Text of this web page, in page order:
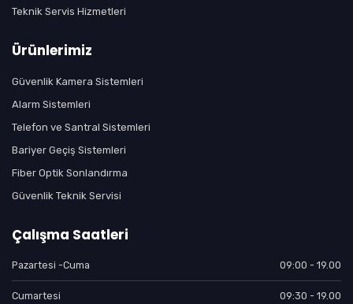
Teknik Servis Hizmetleri
Ürünlerimiz
Güvenlik Kamera Sistemleri
Alarm Sistemleri
Telefon ve Santral Sistemleri
Bariyer Geçiş Sistemleri
Fiber Optik Sonlandırma
Güvenlik Teknik Servisi
Çalışma Saatleri
Pazartesi -Cuma 09:00 - 19.00
Cumartesi 09:30 - 19.00